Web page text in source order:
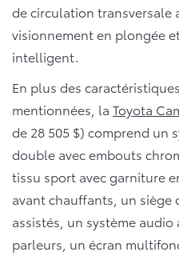
de circulation transversale
visionnement en plongée
intelligent.
En plus des
mentionnées, la Toyota
de 28 505 $) comprend un
double avec embouts
tissu sport avec garniture
avant chauffants, un siège
assistés, un système
parleurs, un écran